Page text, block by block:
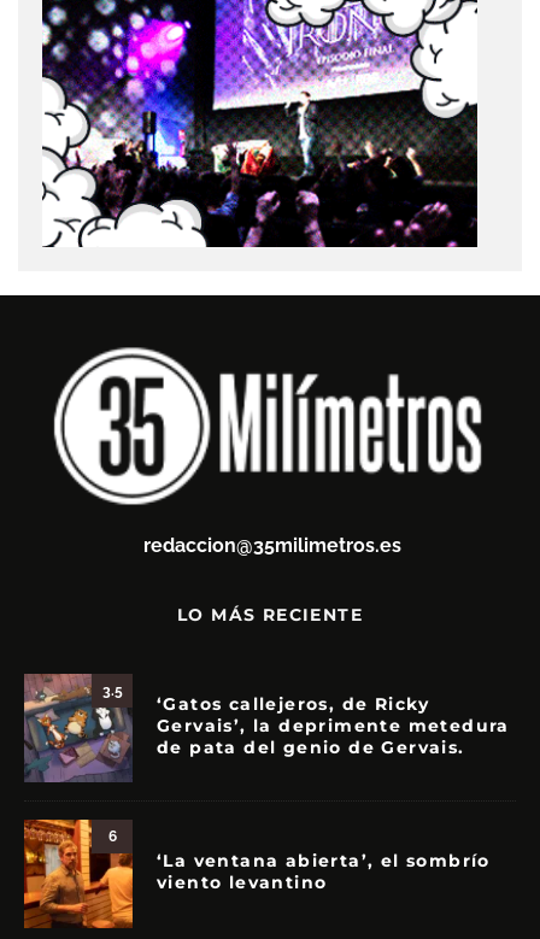
redaccion@35milimetros.es
LO MÁS RECIENTE
3.5
‘Gatos callejeros, de Ricky
Gervais’, la deprimente metedura
de pata del genio de Gervais.
6
‘La ventana abierta’, el sombrío
viento levantino